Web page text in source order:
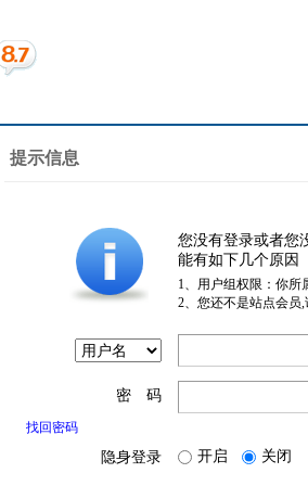
提示信息
您没有登录或者您
能有如下几个原因
1、用户组权限：你所
2、您还不是站点会员
密 码
找回密码
隐身登录 开启 关闭